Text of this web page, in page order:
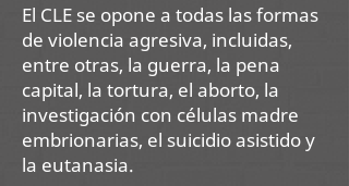
El CLE se opone a todas las formas
de violencia agresiva, incluidas,
entre otras, la guerra, la pena
capital, la tortura, el aborto, la
investigación con células madre
embrionarias, el suicidio asistido y
la eutanasia.